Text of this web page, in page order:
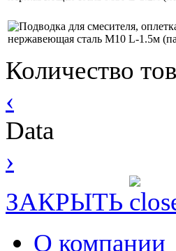
Количество
‹
Data
›
ЗАКРЫТЬ
О компании